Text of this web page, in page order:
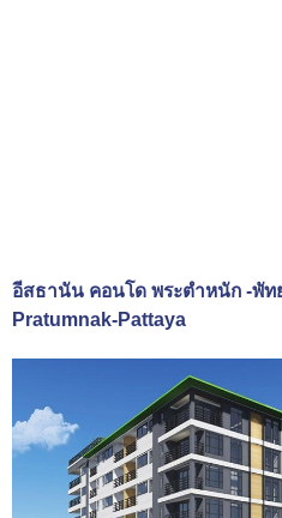
อีสธานัน คอนโด พระตำหนัก -พั
Pratumnak-Pattaya